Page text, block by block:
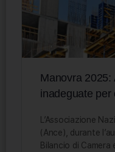
Manovra 2025:
inadeguate per
L’Associazione
(Ance), durante
Bilancio di